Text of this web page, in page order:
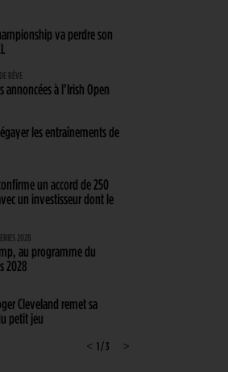
va perdre son
RÊVE
annoncées à l’Irish Open
les entraînements de
un accord de 250
un investisseur dont le
2028
au programme du
2028
Cleveland remet sa
petit jeu
se qualifier pour la
< >
1 / 3